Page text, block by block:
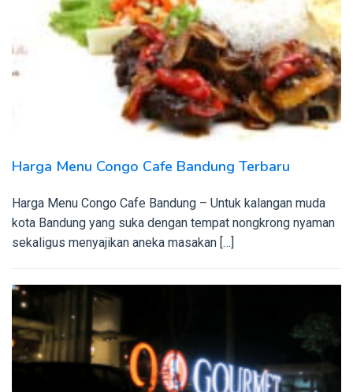
Harga Menu Congo Cafe Bandung Terbaru
Harga Menu Congo Cafe Bandung – Untuk kalangan muda
kota Bandung yang suka dengan tempat nongkrong nyaman
sekaligus menyajikan aneka masakan […]